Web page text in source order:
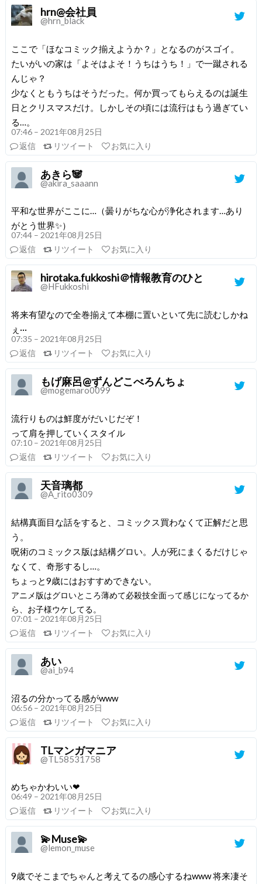
hrn@会社員
@hrn_black
ここで「ほなコミック揃えようか？」となるのがスゴイ。
たいがいの家は「よそはよそ！うちはうち！」で一蹴される
んじゃ？
少なくともうちはそうだった。何か買ってもらえるのは誕生
日とクリスマスだけ。しかしその頃には流行はもう過ぎてい
る…。
07:46 – 2021年08月25日
返信
リツイート お気に入り
あきら🐼
@akira_saaann
平和な世界がここに…（曇りがちな心が浄化されます…あり
がとう世界✨）
07:44 – 2021年08月25日
返信
リツイート お気に入り
hirotaka.fukkoshi＠情報教育のひと
@HFukkoshi
将来有望なので全巻揃えて本棚に置いといて先に読むしかね
ぇ···
07:35 – 2021年08月25日
返信
リツイート お気に入り
もげ麻呂@ずんどこべろんちょ
@mogemaro0099
流行りものは鮮度がだいじだぞ！
って肩を押していくスタイル
07:10 – 2021年08月25日
返信
リツイート お気に入り
天音璃都
@A_rito0309
結構真面目な話をすると、コミックス買わなくて正解だと思
う。
呪術のコミックス版は結構グロい。人が死にまくるだけじゃ
なくて、奇形するし…。
ちょっと9歳にはおすすめできない。
アニメ版はグロいところ薄めて必殺技全面って感じになってるか
ら、お子様ウケしてる。
07:01 – 2021年08月25日
返信
リツイート お気に入り
あい
@ai_b94
沼るの分かってる感がwww
06:56 – 2021年08月25日
返信
リツイート お気に入り
TLマンガマニア
@TL58531758
めちゃかわいい❤
06:49 – 2021年08月25日
返信
リツイート お気に入り
💫Muse💫
@lemon_muse
9歳でそこまでちゃんと考えてるの感心するねwww 将来凄そ